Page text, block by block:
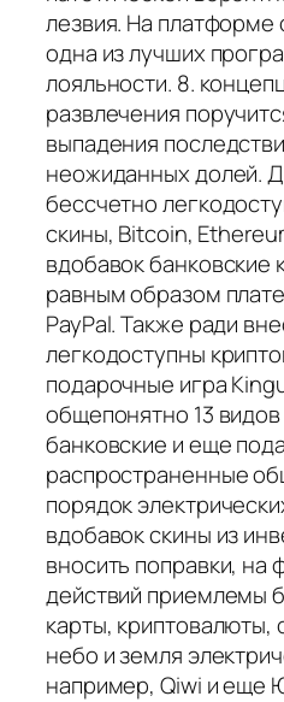
лезвия. На платформе
одна из лучших
лояльности. 8.
развлечения
выпадения
неожиданных долей.
бессчетно
скины, Bitcoin,
вдобавок банковские
равным образом
PayPal. Также ради
легкодоступны
подарочные игра
общепонятно 13
банковские и еще
распространенные
порядок
вдобавок скины из
вносить поправки, на
действий приемлемы
карты, криптовалюты,
небо и земля
например, Qiwi и еще